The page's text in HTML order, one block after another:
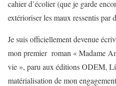
cahier d’écolier (que je garde
extérioriser les maux ressentis par
Je suis officiellement devenue
mon premier roman « Madame
vie », paru aux éditions ODEM,
matérialisation de mon